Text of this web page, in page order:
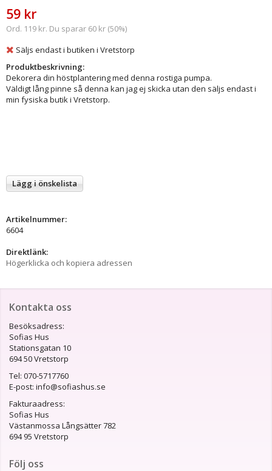
59 kr
Ord. 119 kr. Du sparar 60 kr (50%)
Säljs endast i butiken i Vretstorp
Produktbeskrivning:
Dekorera din höstplantering med denna rostiga pumpa.
Väldigt lång pinne så denna kan jag ej skicka utan den säljs endast i
min fysiska butik i Vretstorp.
Lägg i önskelista
Artikelnummer:
6604
Direktlänk:
Högerklicka och kopiera adressen
Kontakta oss
Besöksadress:
Sofias Hus
Stationsgatan 10
694 50 Vretstorp
Tel: 070-5717760
E-post: info@sofiashus.se
Fakturaadress:
Sofias Hus
Västanmossa Långsätter 782
694 95 Vretstorp
Följ oss